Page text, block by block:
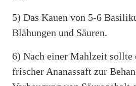
5) Das Kauen von 5-6
Blähungen und Säuren.
6) Nach einer Mahlzeit sollte
frischer Ananassaft zur